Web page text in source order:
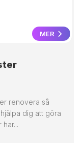
MER
renovera så
dig att göra